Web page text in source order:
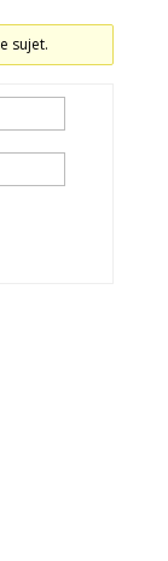
sujet.